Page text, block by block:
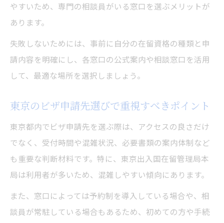
やすいため、専門の相談員がいる窓口を選ぶメリットが
あります。
失敗しないためには、事前に自分の在留資格の種類と申
請内容を明確にし、各窓口の公式案内や相談窓口を活用
して、最適な場所を選択しましょう。
東京のビザ申請先選びで重視すべきポイント
東京都内でビザ申請先を選ぶ際は、アクセスの良さだけ
でなく、受付時間や混雑状況、必要書類の案内体制など
も重要な判断材料です。特に、東京出入国在留管理局本
局は利用者が多いため、混雑しやすい傾向にあります。
また、窓口によっては予約制を導入している場合や、相
談員が常駐している場合もあるため、初めての方や手続